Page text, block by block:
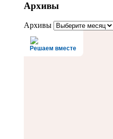
Архивы
Архивы
Решаем вместе